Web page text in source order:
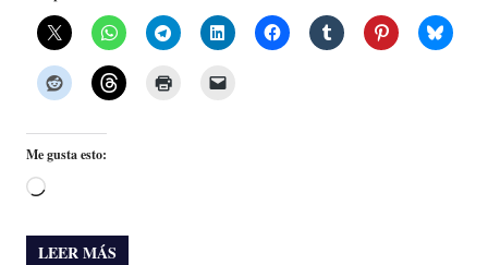
Me gusta esto:
Cargando...
LEER MÁS